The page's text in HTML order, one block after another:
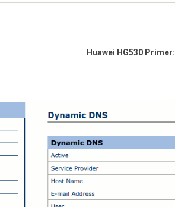
Huawei HG530 Primer: